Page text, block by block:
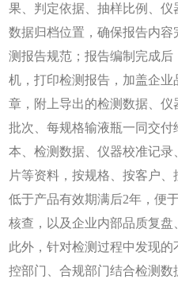
果、判定依据、抽样比例、
数据归档位置，确保报告内
测报告规范；报告编制完成
机，打印检测报告，加盖企
章，附上导出的检测数据、
批次、每规格输液瓶一同交付
本、检测数据、仪器校准记
片等资料，按规格、按客户
低于产品有效期满后2年，便
核查，以及企业内部品质复盘
此外，针对检测过程中发现
控部门、合规部门结合检测